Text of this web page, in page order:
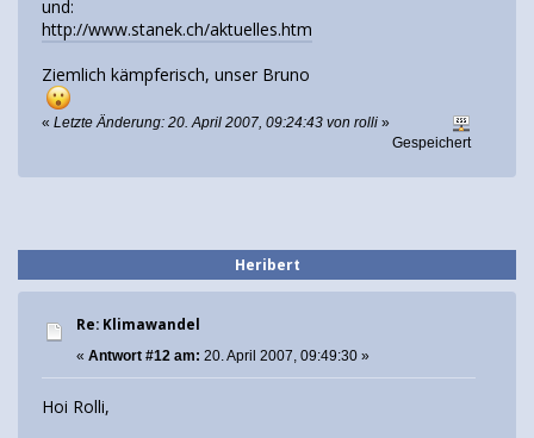
und:
http://www.stanek.ch/aktuelles.htm
Ziemlich kämpferisch, unser Bruno
« Letzte Änderung: 20. April 2007, 09:24:43 von rolli »
Gespeichert
Heribert
Re: Klimawandel
« Antwort #12 am: 20. April 2007, 09:49:30 »
Hoi Rolli,